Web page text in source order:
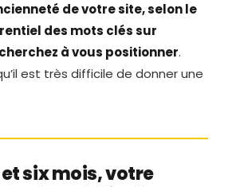
de votre site, selon le
des mots clés sur
à vous positionner.
est très difficile de donner une
six mois, votre